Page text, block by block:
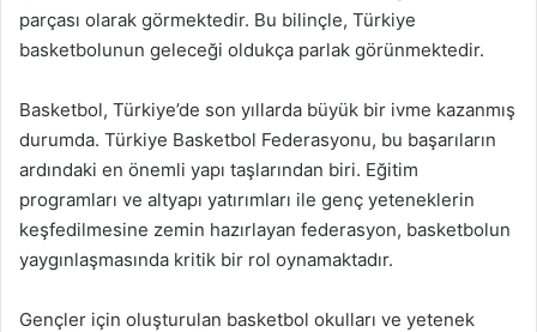
parçası olarak görmektedir. Bu bilinçle, Türkiye
basketbolunun geleceği oldukça parlak görünmektedir.
Basketbol, Türkiye’de son yıllarda büyük bir ivme kazanmış
durumda. Türkiye Basketbol Federasyonu, bu başarıların
ardındaki en önemli yapı taşlarından biri. Eğitim
programları ve altyapı yatırımları ile genç yeteneklerin
keşfedilmesine zemin hazırlayan federasyon, basketbolun
yaygınlaşmasında kritik bir rol oynamaktadır.
Gençler için oluşturulan basketbol okulları ve yetenek